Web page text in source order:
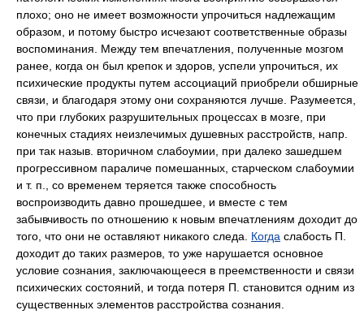
плохо; оно не имеет возможности упрочиться надлежащим
образом, и потому быстро исчезают соответственные образы
воспоминания. Между тем впечатления, полученные мозгом
ранее, когда он был крепок и здоров, успели упрочиться, их
психические продукты путем ассоциаций приобрели обширные
связи, и благодаря этому они сохраняются лучше. Разумеется,
что при глубоких разрушительных процессах в мозге, при
конечных стадиях неизлечимых душевных расстройств, напр.
при так назыв. вторичном слабоумии, при далеко зашедшем
прогрессивном параличе помешанных, старческом слабоумии
и т. п., со временем теряется также способность
воспроизводить давно прошедшее, и вместе с тем
забывчивость по отношению к новым впечатлениям доходит до
того, что они не оставляют никакого следа. Когда слабость П.
доходит до таких размеров, то уже нарушается основное
условие сознания, заключающееся в преемственности и связи
психических состояний, и тогда потеря П. становится одним из
существенных элементов расстройства сознания.